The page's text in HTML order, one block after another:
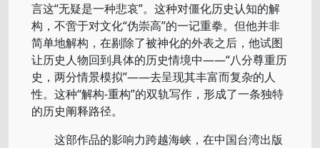
言这“无疑是一种悲哀”。这种对僵化历史认知的解
构，不啻于对文化“伪崇高”的一记重拳。但他并非
简单地解构，在剔除了被神化的外表之后，他试图
让历史人物回到具体的历史情境中——“八分尊重历
史，两分情景模拟”——去呈现其丰富而复杂的人
性。这种“解构-重构”的双轨写作，形成了一条独特
的历史阐释路径。
这部作品的影响力跨越海峡，在中国台湾出版